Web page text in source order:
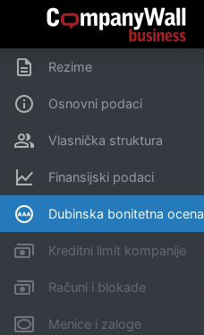
Rezime
Osnovni podaci
Vlasnička struktura
Finansijski podaci
Dubinska bonitetna ocena
Kreditni limit kompanije
Računi i blokade
Menice i zaloge